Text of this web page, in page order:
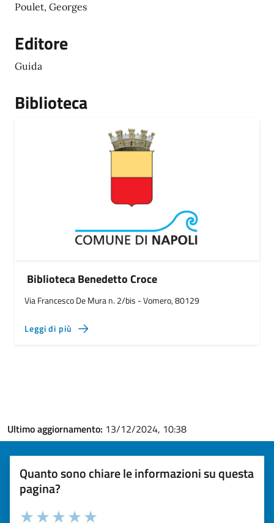
Poulet, Georges
Editore
Guida
Biblioteca
Biblioteca Benedetto Croce
Via Francesco De Mura n. 2/bis - Vomero, 80129
Leggi di più
Ultimo aggiornamento: 13/12/2024, 10:38
Quanto sono chiare le informazioni su questa
pagina?
Valuta la chiarezza delle informazioni (da 1 a 5 stelle)
Seleziona il numero di stelle per valutare la chiarezza delle